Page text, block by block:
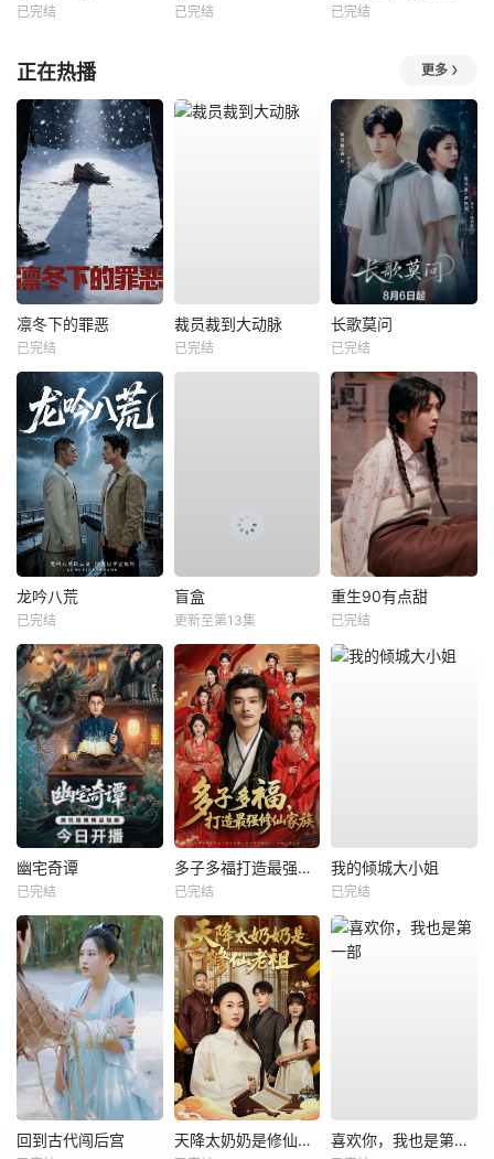
已完结 已完结 已完结
正在热播 更多
凛冬下的罪恶
已完结
裁员裁到大动脉
已完结
长歌莫问
已完结
龙吟八荒
已完结
盲盒
更新至第13集
重生90有点甜
已完结
幽宅奇谭
已完结
多子多福打造最强修仙家族
已完结
我的倾城大小姐
已完结
回到古代闯后宫 天降太奶奶是修仙老祖 喜欢你，我也是第一部